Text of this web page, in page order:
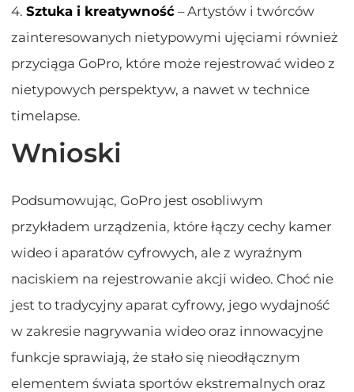
4.Sztuka i kreatywność – Artystów i twórców
zainteresowanych nietypowymi ujęciami również
przyciąga GoPro, które może rejestrować wideo z
nietypowych perspektyw, a nawet w technice
timelapse.
Wnioski
Podsumowując, GoPro jest osobliwym
przykładem urządzenia, które łączy cechy kamer
wideo i aparatów cyfrowych, ale z wyraźnym
naciskiem na rejestrowanie akcji wideo. Choć nie
jest to tradycyjny aparat cyfrowy, jego wydajność
w zakresie nagrywania wideo oraz innowacyjne
funkcje sprawiają, że stało się nieodłącznym
elementem świata sportów ekstremalnych oraz